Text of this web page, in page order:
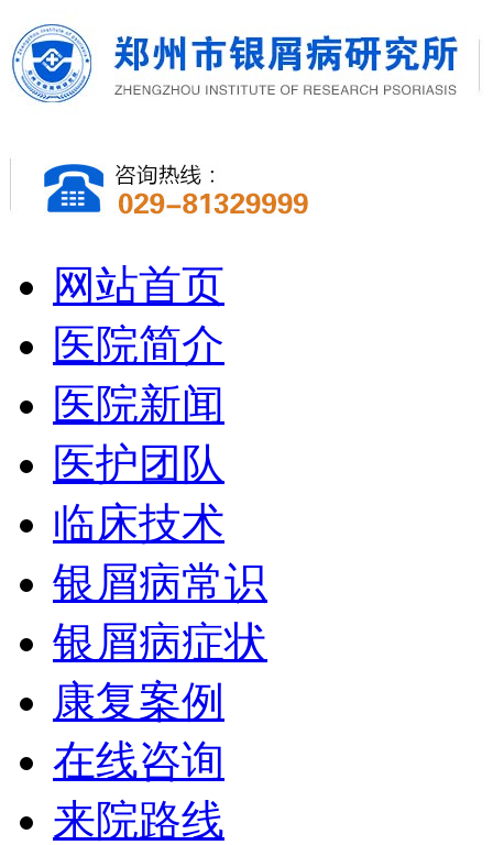
网站首页
医院简介
医院新闻
医护团队
临床技术
银屑病常识
银屑病症状
康复案例
在线咨询
来院路线